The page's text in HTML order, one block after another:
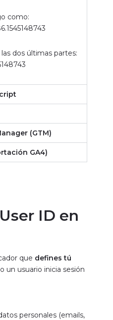
como:
dos últimas partes:
(GTM)
GA4)
ID en
que defines tú
un usuario inicia sesión
personales (emails,